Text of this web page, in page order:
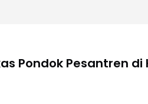
Pondok Pesantren